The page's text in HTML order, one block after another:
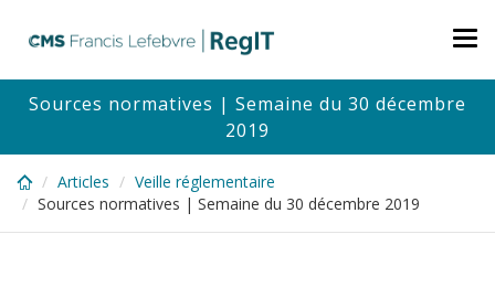
content
Sources normatives | Semaine du 30 décembre
2019
Articles
Veille réglementaire
Sources normatives | Semaine du 30 décembre 2019